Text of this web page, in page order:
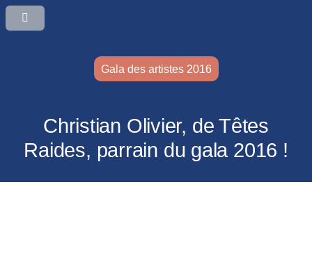
Gala des artistes 2016
Christian Olivier, de Têtes
Raides, parrain du gala 2016 !